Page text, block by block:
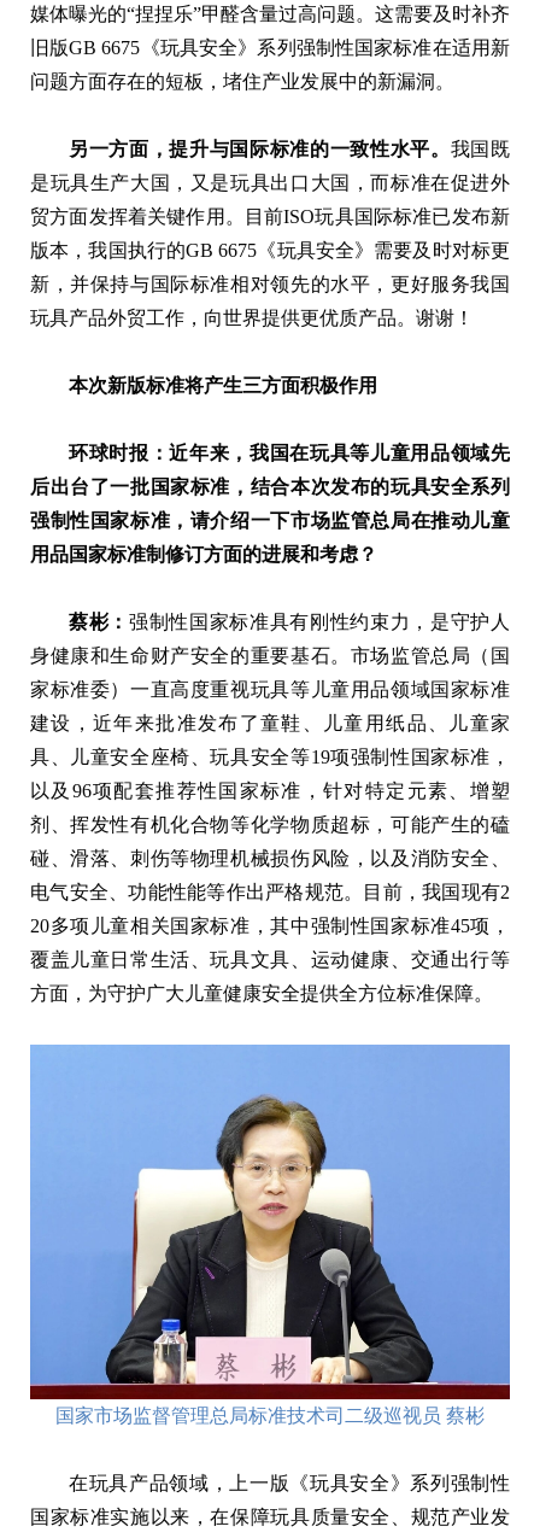
媒体曝光的“捏捏乐”甲醛含量过高问题。这需要及时补齐
旧版GB 6675《玩具安全》系列强制性国家标准在适用新
问题方面存在的短板，堵住产业发展中的新漏洞。
另一方面，提升与国际标准的一致性水平。 我国既
是玩具生产大国，又是玩具出口大国，而标准在促进外
贸方面发挥着关键作用。目前ISO玩具国际标准已发布新
版本，我国执行的GB 6675《玩具安全》需要及时对标更
新，并保持与国际标准相对领先的水平，更好服务我国
玩具产品外贸工作，向世界提供更优质产品。谢谢！
本次新版标准将产生三方面积极作用
环球时报：近年来，我国在玩具等儿童用品领域先
后出台了一批国家标准，结合本次发布的玩具安全系列
强制性国家标准，请介绍一下市场监管总局在推动儿童
用品国家标准制修订方面的进展和考虑？
蔡彬： 强制性国家标准具有刚性约束力，是守护人
身健康和生命财产安全的重要基石。市场监管总局（国
家标准委）一直高度重视玩具等儿童用品领域国家标准
建设，近年来批准发布了童鞋、儿童用纸品、儿童家
具、儿童安全座椅、玩具安全等19项强制性国家标准，
以及96项配套推荐性国家标准，针对特定元素、增塑
剂、挥发性有机化合物等化学物质超标，可能产生的磕
碰、滑落、刺伤等物理机械损伤风险，以及消防安全、
电气安全、功能性能等作出严格规范。目前，我国现有2
20多项儿童相关国家标准，其中强制性国家标准45项，
覆盖儿童日常生活、玩具文具、运动健康、交通出行等
方面，为守护广大儿童健康安全提供全方位标准保障。
国家市场监督管理总局标准技术司二级巡视员 蔡彬
在玩具产品领域，上一版《玩具安全》系列强制性
国家标准实施以来，在保障玩具质量安全、规范产业发